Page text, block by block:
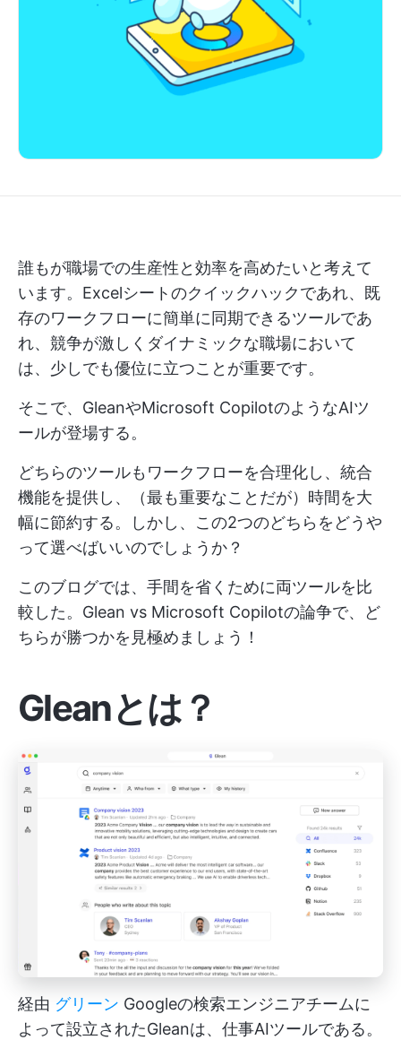
誰もが職場での生産性と効率を高めたいと考えて
います。Excelシートのクイックハックであれ、既
存のワークフローに簡単に同期できるツールであ
れ、競争が激しくダイナミックな職場において
は、少しでも優位に立つことが重要です。
そこで、GleanやMicrosoft CopilotのようなAIツ
ールが登場する。
どちらのツールもワークフローを合理化し、統合
機能を提供し、（最も重要なことだが）時間を大
幅に節約する。しかし、この2つのどちらをどうや
って選べばいいのでしょうか？
このブログでは、手間を省くために両ツールを比
較した。Glean vs Microsoft Copilotの論争で、ど
ちらが勝つかを見極めましょう！
Gleanとは？
経由 グリーン Googleの検索エンジニアチームに
よって設立されたGleanは、仕事AIツールである。